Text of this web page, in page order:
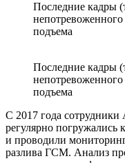
Последние кадры
непотревоженного
подъема
Последние кадры
непотревоженного
подъема
С 2017 года сотрудники
регулярно погружались
и проводили
разлива ГСМ. Анализ